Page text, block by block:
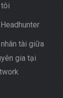
tài giữa
gia tại